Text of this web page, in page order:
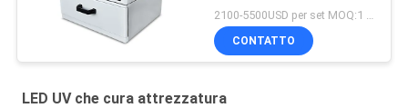
trattamento principale uv
della scatola 405nm
CONTATTO
LED UV che cura attrezzatura